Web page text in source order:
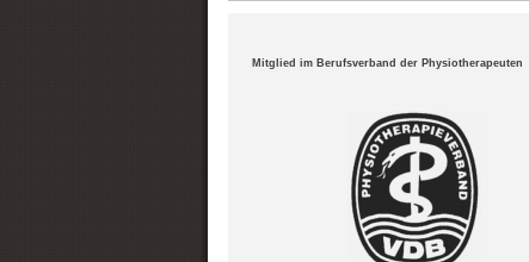
Mitglied im Berufsverband der Physiotherapeuten